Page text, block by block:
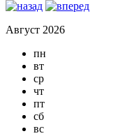
Август 2026
пн
вт
ср
чт
пт
сб
вс